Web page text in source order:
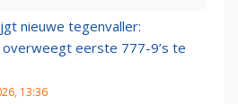
nieuwe tegenvaller:
overweegt eerste 777-9’s te
13:36